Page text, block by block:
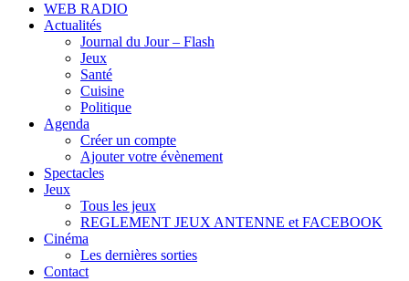
WEB RADIO
Actualités
Journal du Jour – Flash
Jeux
Santé
Cuisine
Politique
Agenda
Créer un compte
Ajouter votre évènement
Spectacles
Jeux
Tous les jeux
REGLEMENT JEUX ANTENNE et FACEBOOK
Cinéma
Les dernières sorties
Contact